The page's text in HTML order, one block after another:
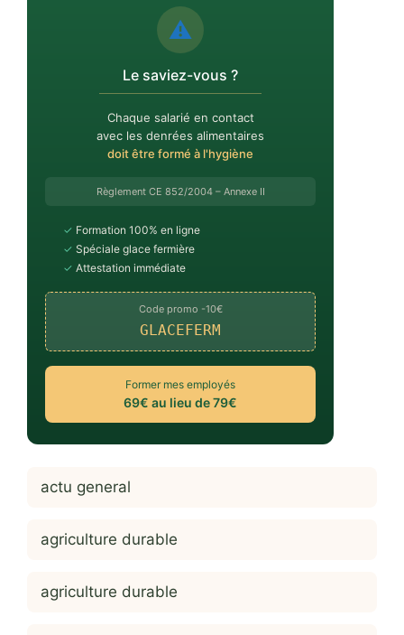
⚠️
Le saviez-vous ?
Chaque salarié en contact
avec les denrées alimentaires
doit être formé à l'hygiène
Règlement CE 852/2004 – Annexe II
✓ Formation 100% en ligne
✓ Spéciale glace fermière
✓ Attestation immédiate
Code promo -10€
GLACEFERM
Former mes employés
69€ au lieu de 79€
actu general
agriculture durable
agriculture durable